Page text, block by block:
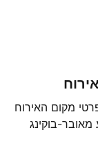
מקום האירוח
מאובר-בוקינג